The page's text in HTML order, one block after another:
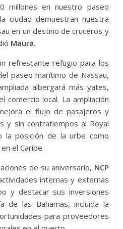
millones en nuestro paseo
ciudad demuestran nuestra
en un destino de cruceros y
Maura.
refrescante refugio para los
paseo marítimo de Nassau,
albergará más yates,
comercio local. La ampliación
el flujo de pasajeros y
y sin contratiempos al Royal
la posición de la urbe como
el Caribe.
de su aniversario, NCP
internas y externas
y destacar sus inversiones
de las Bahamas, incluida la
para proveedores